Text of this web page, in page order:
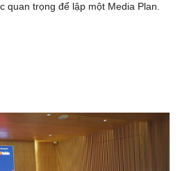
quan trọng để lập một Media Plan.